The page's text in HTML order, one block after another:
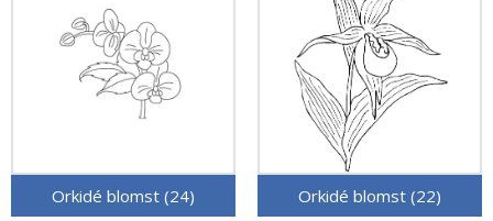
Orkidé blomst (24) Orkidé blomst (22)